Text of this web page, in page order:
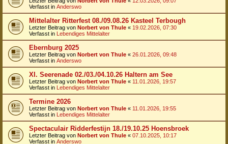
Verfasst in Anderswo
Mittelalter Ritterfest 08./09.08.26 Kasteel Terbough
Letzter Beitrag von Norbert von Thule « 19.02.2026, 07:30
Verfasst in Lebendiges Mittelalter
Ebernburg 2025
Letzter Beitrag von Norbert von Thule « 26.01.2026, 09:48
Verfasst in Anderswo
XI. Seerenade 02./03./04.10.26 Haltern am See
Letzter Beitrag von Norbert von Thule « 11.01.2026, 19:57
Verfasst in Lebendiges Mittelalter
Termine 2026
Letzter Beitrag von Norbert von Thule « 11.01.2026, 19:55
Verfasst in Lebendiges Mittelalter
Spectaculair Ridderfestijn 18./19.10.25 Hoensbroek
Letzter Beitrag von Norbert von Thule « 07.10.2025, 10:17
Verfasst in Anderswo